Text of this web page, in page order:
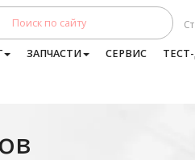
ЗАПЧАСТИ СЕРВИС